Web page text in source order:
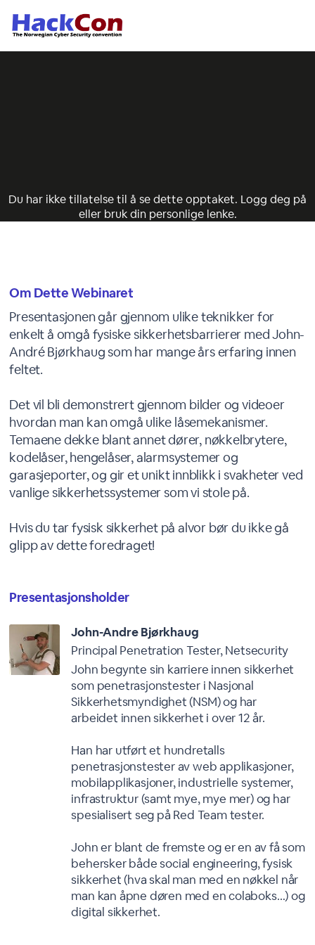
Du har ikke tillatelse til å se dette opptaket. Logg deg på
eller bruk din personlige lenke.
Om Dette Webinaret
Presentasjonen går gjennom ulike teknikker for
enkelt å omgå fysiske sikkerhetsbarrierer med John-
André Bjørkhaug som har mange års erfaring innen
feltet.
Det vil bli demonstrert gjennom bilder og videoer
hvordan man kan omgå ulike låsemekanismer.
Temaene dekke blant annet dører, nøkkelbrytere,
kodelåser, hengelåser, alarmsystemer og
garasjeporter, og gir et unikt innblikk i svakheter ved
vanlige sikkerhetssystemer som vi stole på.
Hvis du tar fysisk sikkerhet på alvor bør du ikke gå
glipp av dette foredraget!
Presentasjonsholder
John-Andre Bjørkhaug
Principal Penetration Tester, Netsecurity
John begynte sin karriere innen sikkerhet
som penetrasjonstester i Nasjonal
Sikkerhetsmyndighet (NSM) og har
arbeidet innen sikkerhet i over 12 år.
Han har utført et hundretalls
penetrasjonstester av web applikasjoner,
mobilapplikasjoner, industrielle systemer,
infrastruktur (samt mye, mye mer) og har
spesialisert seg på Red Team tester.
John er blant de fremste og er en av få som
behersker både social engineering, fysisk
sikkerhet (hva skal man med en nøkkel når
man kan åpne døren med en colaboks…) og
digital sikkerhet.